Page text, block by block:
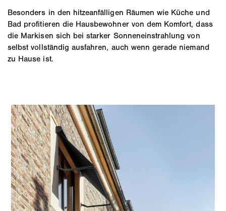
Besonders in den hitzeanfälligen Räumen wie Küche und
Bad profitieren die Hausbewohner von dem Komfort, dass
die Markisen sich bei starker Sonneneinstrahlung von
selbst vollständig ausfahren, auch wenn gerade niemand
zu Hause ist.